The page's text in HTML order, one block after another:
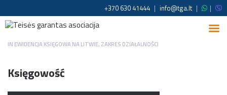
+370 630 41444 | info@tga.lt | |
IN EWIDENCJA KSIĘGOWA NA LITWIE, ZAKRES DZIAŁALNOŚCI
Księgowość